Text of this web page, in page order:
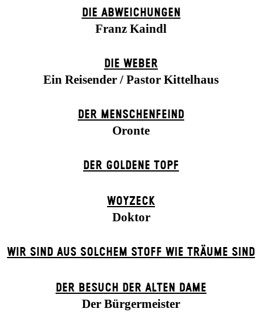
DIE ABWEICHUNGEN
Franz Kaindl
DIE WEBER
Ein Reisender / Pastor Kittelhaus
DER MENSCHENFEIND
Oronte
DER GOLDENE TOPF
WOYZECK
Doktor
WIR SIND AUS SOLCHEM STOFF WIE TRÄUME SIND
DER BE­SUCH DER ALT­EN DA­ME
Der Bürgermeister